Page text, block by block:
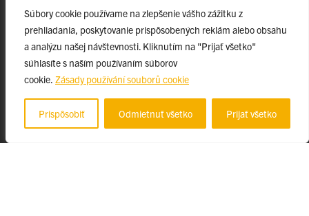
Súbory cookie používame na zlepšenie vášho zážitku z
prehliadania, poskytovanie prispôsobených reklám alebo obsahu
a analýzu našej návštevnosti. Kliknutím na "Prijať všetko"
súhlasíte s naším používaním súborov
cookie. Zásady používání souborů cookie
Prispôsobiť Odmietnuť všetko Prijať všetko
Projekty
Špičkové tímy
TIP-UPJŠ
Vedecké parky
Evidencia publikačnej činnosti
Habilitačné a vymenúvacie konania